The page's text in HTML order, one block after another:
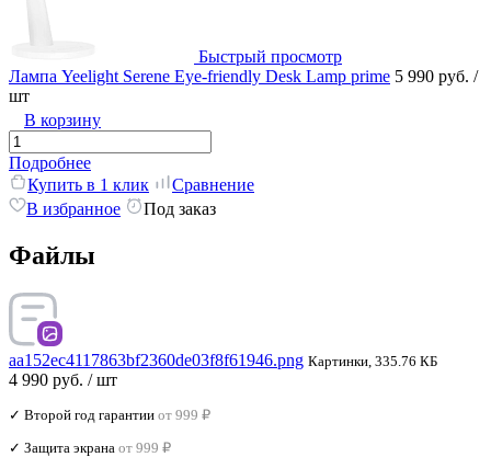
Быстрый просмотр
Лампа Yeelight Serene Eye-friendly Desk Lamp prime 5 990 руб. /
шт
В корзину
Подробнее
Купить в 1 клик
Сравнение
В избранное
Под заказ
Файлы
aa152ec4117863bf2360de03f8f61946.png Картинки, 335.76 КБ
4 990 руб. / шт
✓ Второй год гарантии от 999 ₽
✓ Защита экрана от 999 ₽